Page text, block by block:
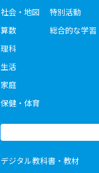
社会・地図
算数
理科
生活
家庭
保健・体育
特別活動
総合的な学習
デジタル教科書・教材